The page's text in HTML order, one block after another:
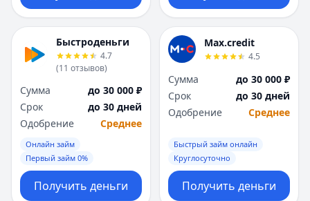
Быстроденьги
4.7
(11 отзывов)
Сумма
до 30 000 ₽
Срок
до 30 дней
Одобрение
Среднее
Онлайн займ
Первый займ 0%
Получить деньги
Max.credit
4.5
Сумма
до 30 000 ₽
Срок
до 30 дней
Одобрение
Среднее
Быстрый займ онлайн
Круглосуточно
Получить деньги